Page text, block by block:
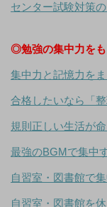
センター試験対策
◎勉強の集中力を
集中力と記憶力を
合格したいなら「
規則正しい生活が
最強のBGMで集中
自習室・図書館で
自習室・図書館を